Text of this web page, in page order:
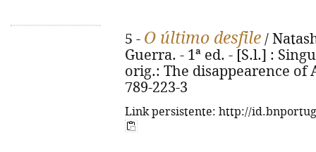
5 - O último desfile /
Guerra. - 1ª ed. - [S.l.] :
orig.: The disappearence of
789-223-3
Link persistente: http://